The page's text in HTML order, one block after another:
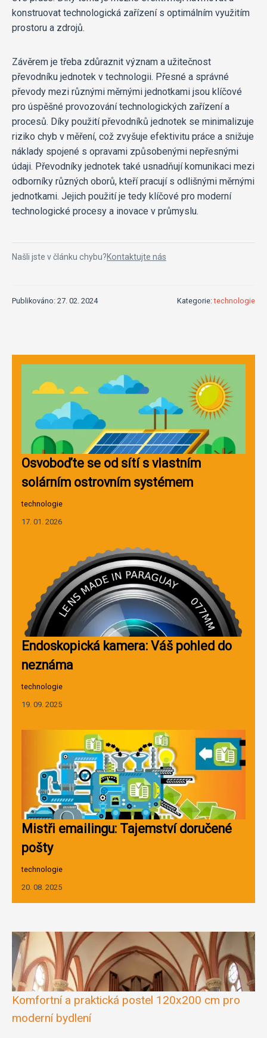
konstruovat technologická zařízení s optimálním využitím
prostoru a zdrojů.
Závěrem je třeba zdůraznit význam a užitečnost
převodníku jednotek v technologii. Přesné a správné
převody mezi různými měrnými jednotkami jsou klíčové
pro úspěšné provozování technologických zařízení a
procesů. Díky použití převodníků jednotek se minimalizuje
riziko chyb v měření, což zvyšuje efektivitu práce a snižuje
náklady spojené s opravami způsobenými nepřesnými
údaji. Převodníky jednotek také usnadňují komunikaci mezi
odborníky různých oborů, kteří pracují s odlišnými měrnými
jednotkami. Jejich použití je tedy klíčové pro moderní
technologické procesy a inovace v průmyslu.
Našli jste v článku chybu?Kontaktujte nás
Publikováno: 27. 02. 2024 Kategorie:technologie
Osvoboďte se od sítí s vlastním
solárním ostrovním systémem
technologie
17. 01. 2026
Endoskopická kamera: Váš pohled do
neznáma
technologie
19. 09. 2025
Mistři emailingu: Tajemství doručené
pošty
technologie
20. 08. 2025
Komfortní a praktická postel 120x200 cm pro
moderní bydlení